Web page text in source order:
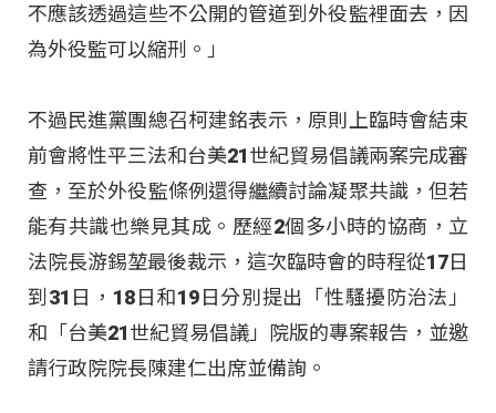
不應該透過這些不公開的管道到外役監裡面去，因
為外役監可以縮刑。」
不過民進黨團總召柯建銘表示，原則上臨時會結束
前會將性平三法和台美21世紀貿易倡議兩案完成審
查，至於外役監條例還得繼續討論凝聚共識，但若
能有共識也樂見其成。歷經2個多小時的協商，立
法院長游錫堃最後裁示，這次臨時會的時程從17日
到31日，18日和19日分別提出「性騷擾防治法」
和「台美21世紀貿易倡議」院版的專案報告，並邀
請行政院院長陳建仁出席並備詢。